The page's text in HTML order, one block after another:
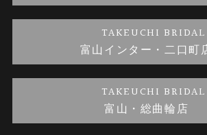
金澤指輪工房｜手作り婚約指輪プロポーズプ
TAKEUCHI BRIDAL
富山インター・二口町
TAKEUCHI BRIDAL
富山・総曲輪店